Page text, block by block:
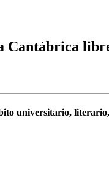
universitario,